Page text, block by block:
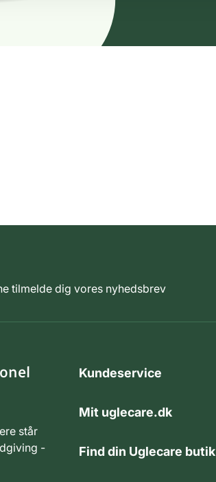
tilmelde dig vores nyhedsbrev
står
-
Kundeservice
Mit uglecare.dk
Find din Uglecare butik